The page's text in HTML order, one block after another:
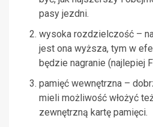
pasy jezdni.
wysoka rozdzielczość –
jest ona wyższa, tym w
będzie nagranie (najlepiej
pamięć wewnętrzna –
mieli możliwość włożyć
zewnętrzną kartę pamięci.